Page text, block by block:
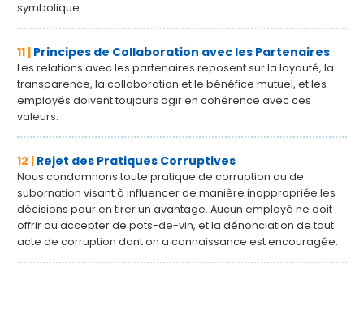
symbolique.
11 | Principes de Collaboration avec les Partenaires
Les relations avec les partenaires reposent sur la loyauté, la
transparence, la collaboration et le bénéfice mutuel, et les
employés doivent toujours agir en cohérence avec ces
valeurs.
12 | Rejet des Pratiques Corruptives
Nous condamnons toute pratique de corruption ou de
subornation visant à influencer de manière inappropriée les
décisions pour en tirer un avantage. Aucun employé ne doit
offrir ou accepter de pots-de-vin, et la dénonciation de tout
acte de corruption dont on a connaissance est encouragée.